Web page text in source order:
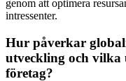
genom att optimera
intressenter.
Hur påverkar
utveckling och
företag?